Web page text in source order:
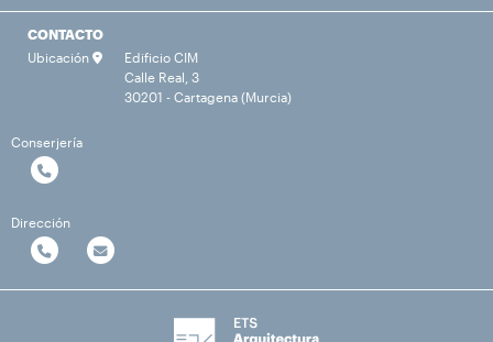
CONTACTO
Ubicación
Edificio CIM
Calle Real, 3
30201 - Cartagena (Murcia)
Conserjería
Dirección